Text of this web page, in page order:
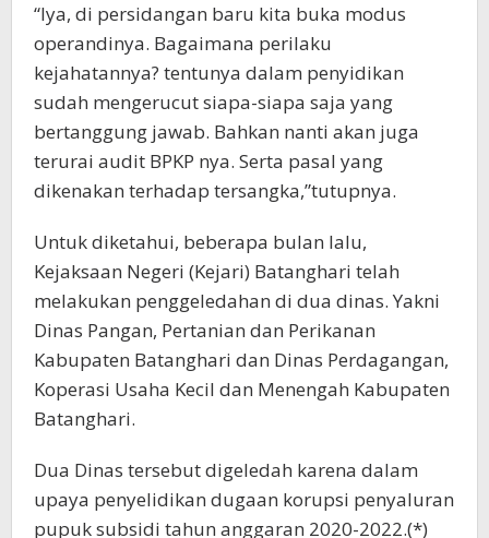
“Iya, di persidangan baru kita buka modus
operandinya. Bagaimana perilaku
kejahatannya? tentunya dalam penyidikan
sudah mengerucut siapa-siapa saja yang
bertanggung jawab. Bahkan nanti akan juga
terurai audit BPKP nya. Serta pasal yang
dikenakan terhadap tersangka,”tutupnya.
Untuk diketahui, beberapa bulan lalu,
Kejaksaan Negeri (Kejari) Batanghari telah
melakukan penggeledahan di dua dinas. Yakni
Dinas Pangan, Pertanian dan Perikanan
Kabupaten Batanghari dan Dinas Perdagangan,
Koperasi Usaha Kecil dan Menengah Kabupaten
Batanghari.
Dua Dinas tersebut digeledah karena dalam
upaya penyelidikan dugaan korupsi penyaluran
pupuk subsidi tahun anggaran 2020-2022.(*)